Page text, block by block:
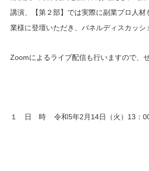
講演、【第２部】では実際に副業プロ人材
業様に登壇いただき、パネルディスカッシ
Zoomによるライブ配信も行いますので、
１ 日 時 令和5年2月14日（火）13：